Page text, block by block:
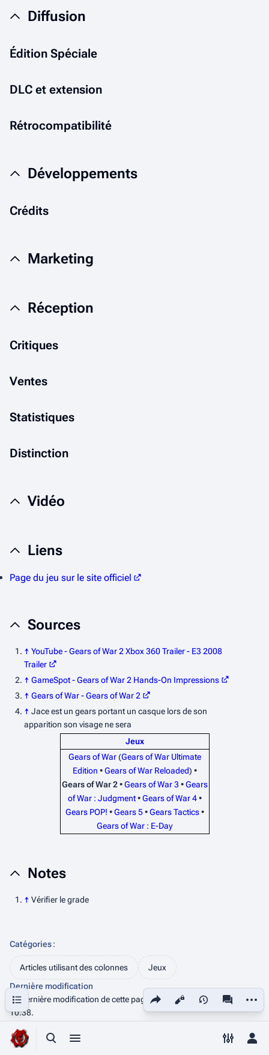
Basculer la recherche
Basculer le menu Changer
Partager cette page
Affichages
Diffusion
Édition Spéciale
DLC et extension
Rétrocompatibilité
Développements
Crédits
Marketing
Réception
Critiques
Ventes
Statistiques
Distinction
Vidéo
Liens
Page du jeu sur le site officiel
Sources
↑ YouTube - Gears of War 2 Xbox 360 Trailer - E3 2008
Trailer
↑ GameSpot - Gears of War 2 Hands-On Impressions
↑ Gears of War -Gears of War 2
↑ Jace est un gears portant un casque lors de son
apparition son visage ne sera
Jeux
Gears of War(Gears of War Ultimate
Edition •Gears of War Reloaded) •
Gears of War 2•Gears of War 3 •Gears
of War : Judgment•Gears of War 4•
Gears POP! •Gears 5•Gears Tactics•
Gears of War : E-Day
Notes
↑ Vérifier le grade
Sommaire
Catégories:
Articles utilisant des colonnes
Jeux
Dernière modification
La dernière modification de cette page a été faite le 1 mai 2026 à
10:38.
Le contenu est disponible sous licence
Licence Creative Commons